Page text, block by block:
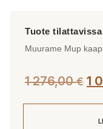
Muurame Mup
1 276,00€ 1